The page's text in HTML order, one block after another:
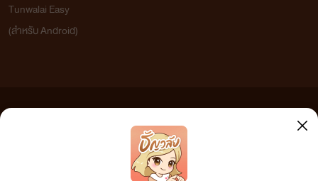
Tunwalai Easy
(สำหรับ Android)
เว็บไซต์แห่งนี้ไม่ได้เห็นด้วยและไม่ขอรับผิดชอบต่อข้อความใดๆ ทั้งสิ้น ดังนั้นผู้อ่านทุกท่านโปรดใช้
วิจารณญาณในการกลั่นกรองด้วยตนเอง และหากท่านพบข้อความใดๆ ที่ขัดต่อกฎหมายและศีลธรรม
กรุณาแจ้งมาที่ tunwalai@ookbee.com เพื่อทีมงานจะได้ดำเนินการในทันที ทั้งนี้ ทางเว็บไซต์ขอสงวน
ลิขสิทธิ์ตามพระราชบัญญัติลิขสิทธิ์ (ฉบับเพิ่มเติม) พ.ศ.2558